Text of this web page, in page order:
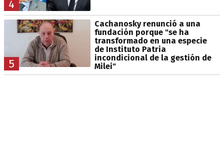
4
5
Cachanosky renunció a una
fundación porque "se ha
transformado en una especie
de Instituto Patria
incondicional de la gestión de
Milei"